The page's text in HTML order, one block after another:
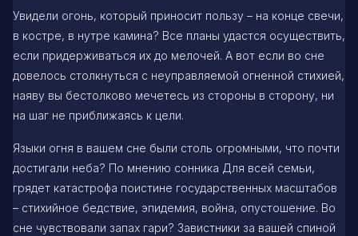
Увидели огонь, который приносит пользу – на конце свечи,
в костре, в нутре камина? Все планы удастся осуществить,
если придерживаться их до мелочей. А вот если во сне
довелось столкнуться с неуправляемой огненной стихией,
наяву вы бестолково мечетесь из стороны в сторону, ни
на шаг не приближаясь к цели.
Языки огня в вашем сне были столь огромными, что почти
достигали неба? По мнению сонника Для всей семьи,
грядет катастрофа поистине государственных масштабов
– стихийное бедствие, эпидемия, война, опустошение. Во
сне чувствовали запах гари? Завистники за вашей спиной